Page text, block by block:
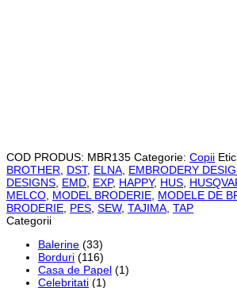
COD PRODUS: MBR135 Categorie: Copii
BROTHER
DST, ELNA EMBRODERY
DESIGNS EMD EXP, HAPPY, HUS
MELCO MODEL BRODERIE MODELE DE
BRODERIE PES SEW, TAJIMA TAP
Categorii
Balerine (33)
Borduri (116)
Casa de Papel (1)
Celebritati (1)